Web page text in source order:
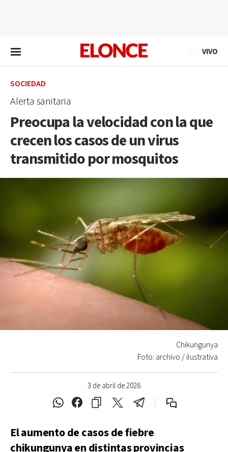
VIVO
SOCIEDAD
Alerta sanitaria
Preocupa la velocidad con la que
crecen los casos de un virus
transmitido por mosquitos
3 de abril de 2026
Chikungunya
Foto: archivo / ilustrativa
El aumento de casos de fiebre
chikungunya en distintas provincias